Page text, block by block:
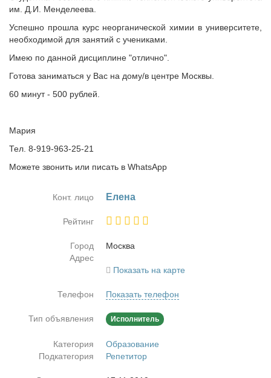
им. Д.И. Менделеева.
Успешно прошла курс неорганической химии в университете,
необходимой для занятий с учениками.
Имею по данной дисциплине "отлично".
Готова заниматься у Вас на дому/в центре Москвы.
60 минут - 500 рублей.
Мария
Тел. 8-919-963-25-21
Можете звонить или писать в WhatsApp
Конт. лицо Еле­на
Рейтинг
Город
Москва
Адрес
Показать на карте
Телефон Показать телефон
Тип объявления Исполнитель
Категория
Образование
Подкатегория
Репетитор